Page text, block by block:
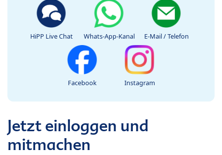
HiPP Live Chat Whats-App-Kanal E-Mail / Telefon
Facebook Instagram
Jetzt einloggen und
mitmachen